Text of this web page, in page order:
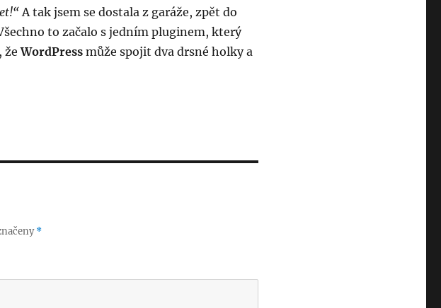
A tak jsem se dostala z garáže, zpět do
to začalo s jedním pluginem, který
žeWordPress může spojit dva drsné holky a
*